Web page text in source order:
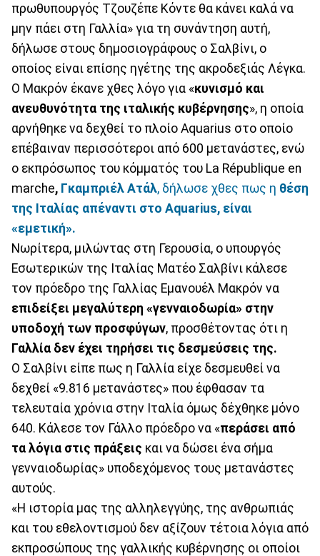
πρωθυπουργός Τζουζέπε Κόντε θα κάνει καλά να
μην πάει στη Γαλλία» για τη συνάντηση αυτή,
δήλωσε στους δημοσιογράφους ο Σαλβίνι, ο
οποίος είναι επίσης ηγέτης της ακροδεξιάς Λέγκα.
Ο Μακρόν έκανε χθες λόγο για «κυνισμό και
ανευθυνότητα της ιταλικής κυβέρνησης», η οποία
αρνήθηκε να δεχθεί το πλοίο Aquarius στο οποίο
επέβαιναν περισσότεροι από 600 μετανάστες, ενώ
ο εκπρόσωπος του κόμματός του La République en
marche, Γκαμπριέλ Ατάλ, δήλωσε χθες πως η θέση
της Ιταλίας απέναντι στο Aquarius, είναι
«εμετική».
Νωρίτερα, μιλώντας στη Γερουσία, ο υπουργός
Εσωτερικών της Ιταλίας Ματέο Σαλβίνι κάλεσε
τον πρόεδρο της Γαλλίας Εμανουέλ Μακρόν να
επιδείξει μεγαλύτερη «γενναιοδωρία» στην
υποδοχή των προσφύγων, προσθέτοντας ότι η
Γαλλία δεν έχει τηρήσει τις δεσμεύσεις της.
Ο Σαλβίνι είπε πως η Γαλλία είχε δεσμευθεί να
δεχθεί «9.816 μετανάστες» που έφθασαν τα
τελευταία χρόνια στην Ιταλία όμως δέχθηκε μόνο
640. Κάλεσε τον Γάλλο πρόεδρο να «περάσει από
τα λόγια στις πράξεις και να δώσει ένα σήμα
γενναιοδωρίας» υποδεχόμενος τους μετανάστες
αυτούς.
«Η ιστορία μας της αλληλεγγύης, της ανθρωπιάς
και του εθελοντισμού δεν αξίζουν τέτοια λόγια από
εκπροσώπους της γαλλικής κυβέρνησης οι οποίοι